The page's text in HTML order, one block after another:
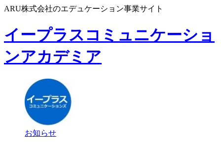
ARU株式会社のエデュケーション事業サイト
イープラスコミュニケーショ
ンアカデミア
お知らせ